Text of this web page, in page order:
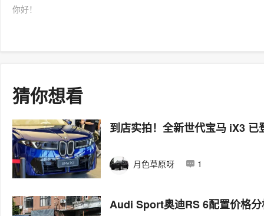
你好！
猜你想看
到店实拍！全新世代宝马 iX3
月色草原呀 1
Audi Sport奥迪RS 6配置价格